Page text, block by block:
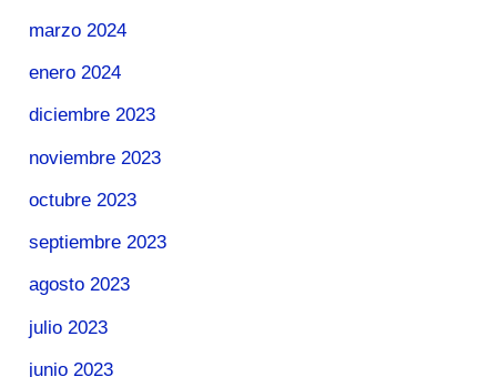
marzo 2024
enero 2024
diciembre 2023
noviembre 2023
octubre 2023
septiembre 2023
agosto 2023
julio 2023
junio 2023